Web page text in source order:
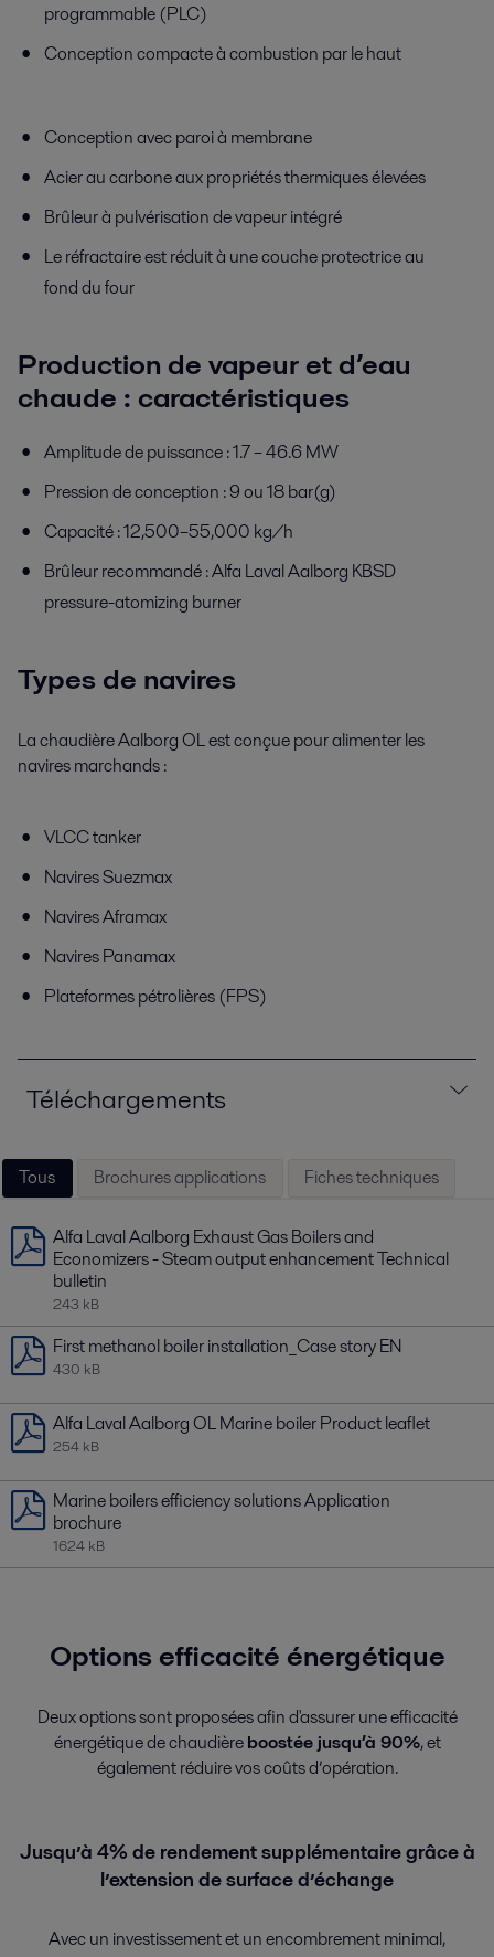
programmable (PLC)
Conception compacte à combustion par le haut
Conception avec paroi à membrane
Acier au carbone aux propriétés thermiques élevées
Brûleur à pulvérisation de vapeur intégré
Le réfractaire est réduit à une couche protectrice au
fond du four
Production de vapeur et d’eau
chaude : caractéristiques
Amplitude de puissance : 1.7 – 46.6 MW
Pression de conception : 9 ou 18 bar(g)
Capacité : 12,500–55,000 kg/h
Brûleur recommandé : Alfa Laval Aalborg KBSD
pressure-atomizing burner
Types de navires
La chaudière Aalborg OL est conçue pour alimenter les
navires marchands :
VLCC tanker
Navires Suezmax
Navires Aframax
Navires Panamax
Plateformes pétrolières (FPS)
Téléchargements
Tous Brochures applications Fiches techniques
Alfa Laval Aalborg Exhaust Gas Boilers and
Economizers - Steam output enhancement Technical
bulletin
243 kB
First methanol boiler installation_Case story EN
430 kB
Alfa Laval Aalborg OL Marine boiler Product leaflet
254 kB
Marine boilers efficiency solutions Application
brochure
1624 kB
Options efficacité énergétique
Deux options sont proposées afin d'assurer une efficacité
énergétique de chaudièreboostée jusqu’à 90%, et
également réduire vos coûts d’opération.
Jusqu’à 4% de rendement supplémentaire grâce à
l’extension de surface d’échange
Avec un investissement et un encombrement minimal,